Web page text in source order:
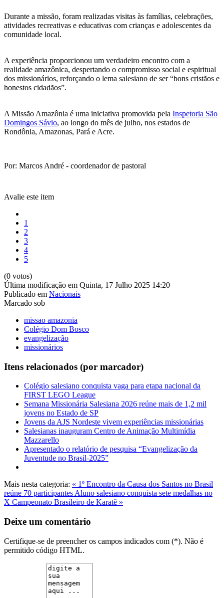
Durante a missão, foram realizadas visitas às famílias, celebrações,
atividades recreativas e educativas com crianças e adolescentes da
comunidade local.
A experiência proporcionou um verdadeiro encontro com a
realidade amazônica, despertando o compromisso social e espiritual
dos missionários, reforçando o lema salesiano de ser “bons cristãos e
honestos cidadãos”.
A Missão Amazônia é uma iniciativa promovida pela Inspetoria São
Domingos Sávio, ao longo do mês de julho, nos estados de
Rondônia, Amazonas, Pará e Acre.
Por: Marcos André - coordenador de pastoral
Avalie este item
1
2
3
4
5
(0 votos)
Última modificação em Quinta, 17 Julho 2025 14:20
Publicado em Nacionais
Marcado sob
missao amazonia
Colégio Dom Bosco
evangelização
missionários
Itens relacionados (por marcador)
Colégio salesiano conquista vaga para etapa nacional da
FIRST LEGO League
Semana Missionária Salesiana 2026 reúne mais de 1,2 mil
jovens no Estado de SP
Jovens da AJS Nordeste vivem experiências missionárias
Salesianas inauguram Centro de Animação Multimídia
Mazzarello
Apresentado o relatório de pesquisa “Evangelização da
Juventude no Brasil-2025”
Mais nesta categoria: « 1º Encontro da Causa dos Santos no Brasil
reúne 70 participantes Aluno salesiano conquista sete medalhas no
X Campeonato Brasileiro de Karatê »
Deixe um comentário
Certifique-se de preencher os campos indicados com (*). Não é
permitido código HTML.